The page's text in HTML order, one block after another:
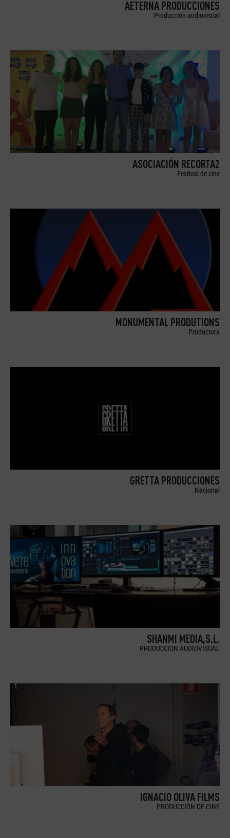
AETERNA PRODUCCIONES
Producción audiovisual
ASOCIACIÓN RECORTA2
Festival de cine
MONUMENTAL PRODUTIONS
Productora
GRETTA PRODUCCIONES
Nacional
SHANMI MEDIA,S.L.
PRODUCCION AUDIOVISUAL
IGNACIO OLIVA FILMS
PRODUCCIÓN DE CINE